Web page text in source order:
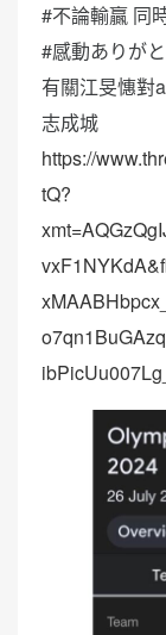
#不論輸贏 同
#感動ありが
有關江旻憓對
志成城
https://
tQ?